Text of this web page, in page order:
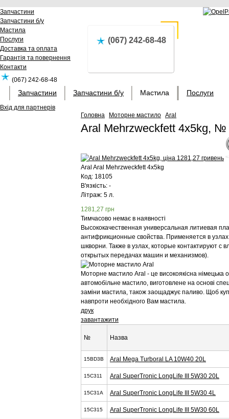
Запчастини
Запчастини б/у
Мастила
Послуги
Доставка та оплата
Гарантія та повернення
Контакти
(067) 242-68-48
Вхід для партнерів
(067) 242-68-48
Запчастини Запчастини б/у Мастила Послуги
Головна Моторне мастило Aral
Aral Mehrzweckfett 4x5kg, №
Aral Aral Mehrzweckfett 4x5kg
Код: 18105
В'язкість: -
Літраж: 5 л.
1281,27 грн
Тимчасово немає в наявності
Высококачественная универсальная литиевая
антифрикционные свойства. Применяется в
шкворни. Также в узлах, которые контактируют с
открытых передачах машин и механизмов).
Моторне мастило Aral - це високоякісна німецька
автомобільне мастило, виготовлене на основі
заміни мастила, також заощаджує паливо. Щоб
навпроти необхідного Вам мастила.
друк
завантажити
№ Назва
15BD3B Aral Mega Turboral LA 10W40 20L
15C311 Aral SuperTronic LongLife III 5W30 20L
15C31A Aral SuperTronic LongLife III 5W30 4L
15C315 Aral SuperTronic LongLife III 5W30 60L